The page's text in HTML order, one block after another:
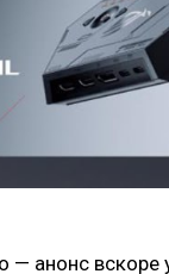
анонс